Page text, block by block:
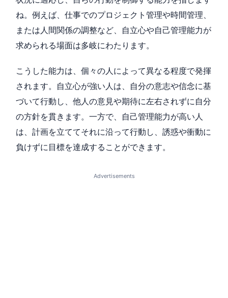
ね。例えば、仕事でのプロジェクト管理や時間管理、
または人間関係の調整など、自立心や自己管理能力が
求められる場面は多岐にわたります。
こうした能力は、個々の人によって異なる程度で発揮
されます。自立心が強い人は、自分の意志や信念に基
づいて行動し、他人の意見や期待に左右されずに自分
の方針を貫きます。一方で、自己管理能力が高い人
は、計画を立ててそれに沿って行動し、誘惑や衝動に
負けずに目標を達成することができます。
Advertisements